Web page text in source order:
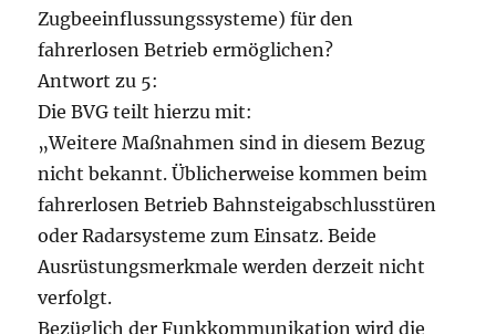
Zugbeeinflussungssysteme) für den
fahrerlosen Betrieb ermöglichen?
Antwort zu 5:
Die BVG teilt hierzu mit:
„Weitere Maßnahmen sind in diesem Bezug
nicht bekannt. Üblicherweise kommen beim
fahrerlosen Betrieb Bahnsteigabschlusstüren
oder Radarsysteme zum Einsatz. Beide
Ausrüstungsmerkmale werden derzeit nicht
verfolgt.
Bezüglich der Funkkommunikation wird die